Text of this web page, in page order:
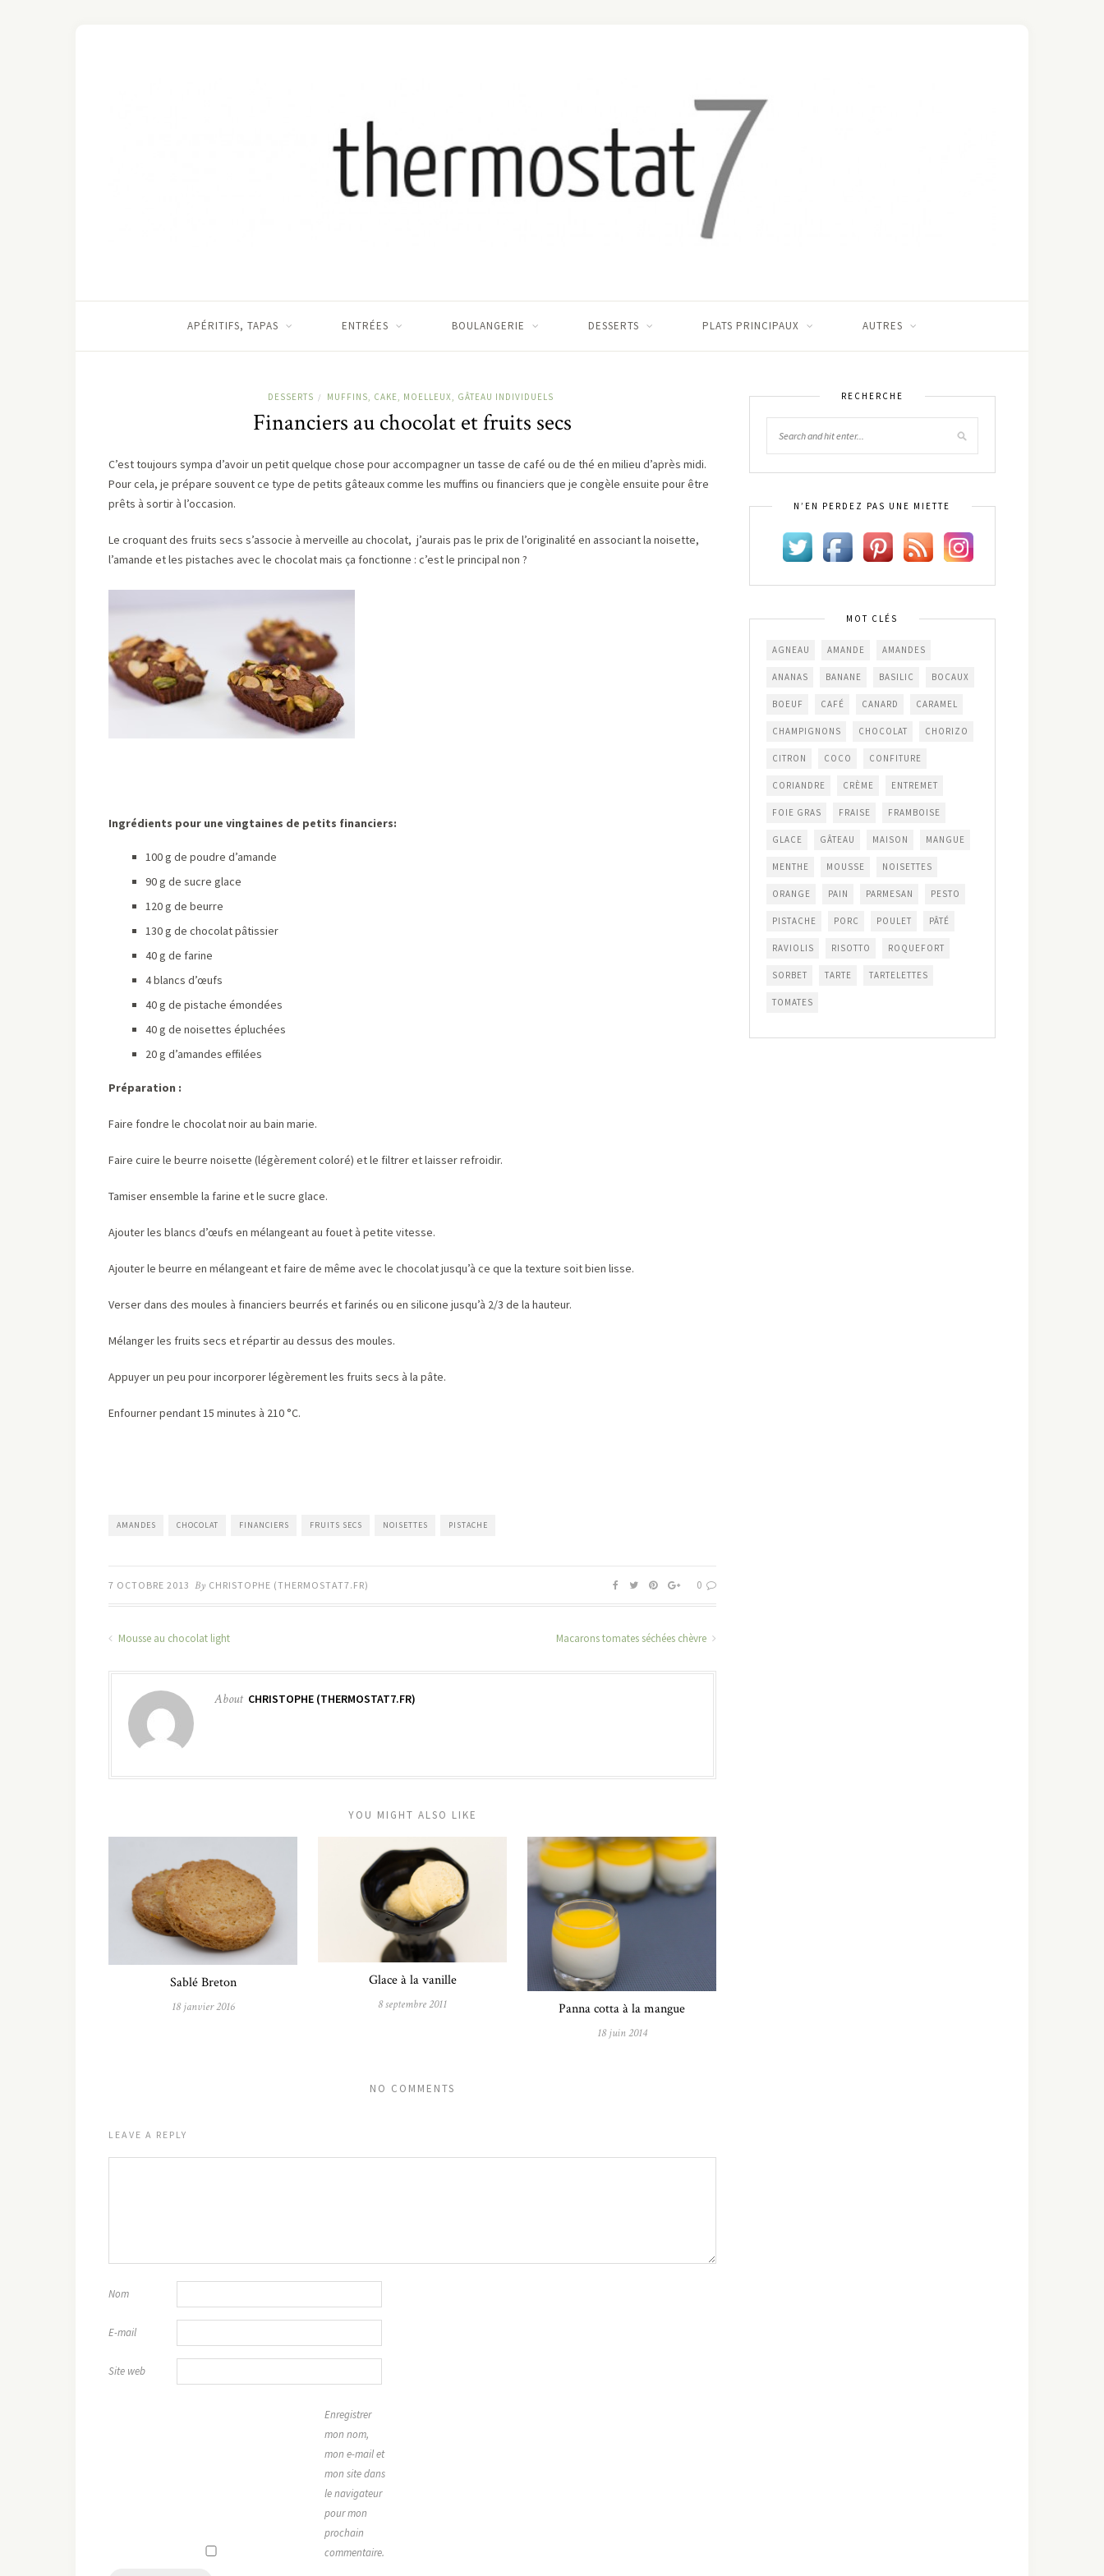
APÉRITIFS, TAPAS ENTRÉES BOULANGERIE DESSERTS PLATS PRINCIPAUX AUTRES
DESSERTS / MUFFINS, CAKE, MOELLEUX, GÂTEAU INDIVIDUELS
Financiers au chocolat et fruits secs
C’est toujours sympa d’avoir un petit quelque chose pour accompagner un tasse de café ou de thé en milieu d’après midi.
Pour cela, je prépare souvent ce type de petits gâteaux comme les muffins ou financiers que je congèle ensuite pour être
prêts à sortir à l’occasion.
Le croquant des fruits secs s’associe à merveille au chocolat, j’aurais pas le prix de l’originalité en associant la noisette,
l’amande et les pistaches avec le chocolat mais ça fonctionne : c’est le principal non ?
Ingrédients pour une vingtaines de petits financiers:
100 g de poudre d’amande
90 g de sucre glace
120 g de beurre
130 g de chocolat pâtissier
40 g de farine
4 blancs d’œufs
40 g de pistache émondées
40 g de noisettes épluchées
20 g d’amandes effilées
Préparation :
Faire fondre le chocolat noir au bain marie.
Faire cuire le beurre noisette (légèrement coloré) et le filtrer et laisser refroidir.
Tamiser ensemble la farine et le sucre glace.
Ajouter les blancs d’œufs en mélangeant au fouet à petite vitesse.
Ajouter le beurre en mélangeant et faire de même avec le chocolat jusqu’à ce que la texture soit bien lisse.
Verser dans des moules à financiers beurrés et farinés ou en silicone jusqu’à 2/3 de la hauteur.
Mélanger les fruits secs et répartir au dessus des moules.
Appuyer un peu pour incorporer légèrement les fruits secs à la pâte.
Enfourner pendant 15 minutes à 210 °C.
AMANDES CHOCOLAT FINANCIERS FRUITS SECS NOISETTES PISTACHE
7 OCTOBRE 2013 By CHRISTOPHE (THERMOSTAT7.FR) 0
Mousse au chocolat light Macarons tomates séchées chèvre
About CHRISTOPHE (THERMOSTAT7.FR)
YOU MIGHT ALSO LIKE
Sablé Breton
18 janvier 2016
Glace à la vanille
8 septembre 2011 Panna cotta à la mangue
18 juin 2014
NO COMMENTS
LEAVE A REPLY
Nom
E-mail
Site web
Enregistrer
mon nom,
mon e-mail et
mon site dans
le navigateur
pour mon
prochain
commentaire.
RECHERCHE
N’EN PERDEZ PAS UNE MIETTE
MOT CLÉS
AGNEAU AMANDE AMANDES
ANANAS BANANE BASILIC BOCAUX
BOEUF CAFÉ CANARD CARAMEL
CHAMPIGNONS CHOCOLAT CHORIZO
CITRON COCO CONFITURE
CORIANDRE CRÈME ENTREMET
FOIE GRAS FRAISE FRAMBOISE
GLACE GÂTEAU MAISON MANGUE
MENTHE MOUSSE NOISETTES
ORANGE PAIN PARMESAN PESTO
PISTACHE PORC POULET PÂTÉ
RAVIOLIS RISOTTO ROQUEFORT
SORBET TARTE TARTELETTES
TOMATES